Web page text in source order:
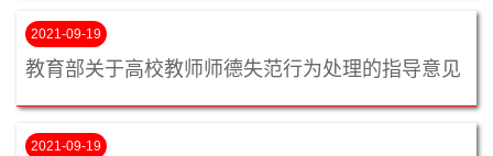
2021-09-19
教育部关于高校教师师德失范行为处理的指导意见
2021-09-19